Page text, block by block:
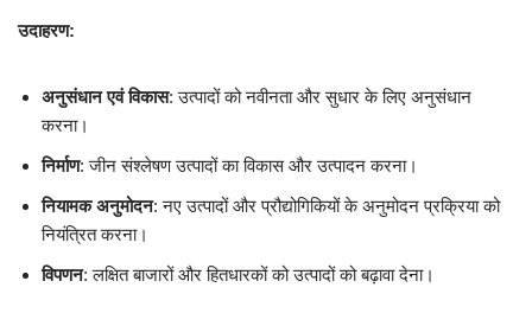
उदाहरण:
अनुसंधान एवं विकास: उत्पादों को नवीनता और सुधार के लिए अनुसंधान
करना।
निर्माण: जीन संश्लेषण उत्पादों का विकास और उत्पादन करना।
नियामक अनुमोदन: नए उत्पादों और प्रौद्योगिकियों के अनुमोदन प्रक्रिया को
नियंत्रित करना।
विपणन: लक्षित बाजारों और हितधारकों को उत्पादों को बढ़ावा देना।